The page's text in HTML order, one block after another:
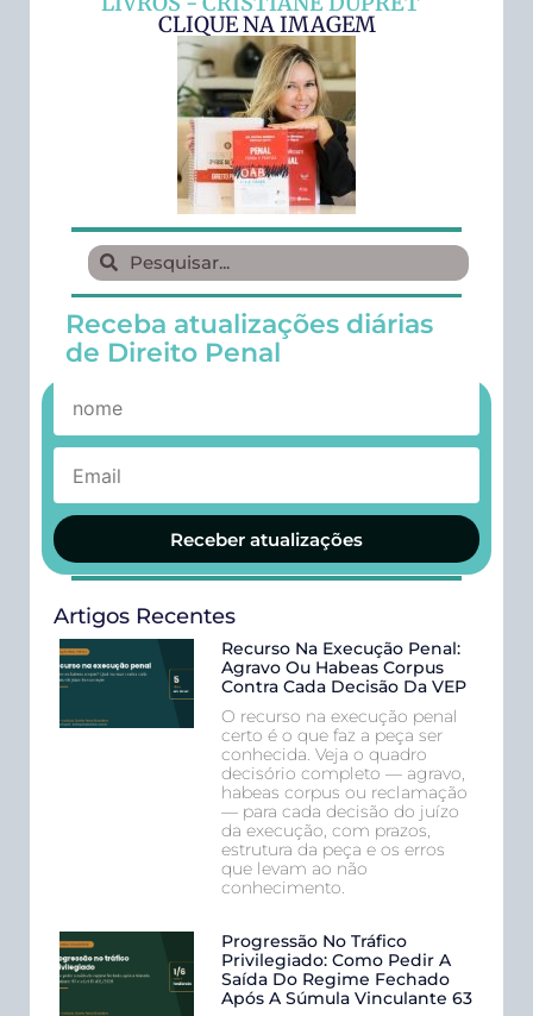
CLIQUE NA IMAGEM
Receba atualizações diárias
de Direito Penal
Receber atualizações
Artigos Recentes
Recurso Na Execução Penal:
Agravo Ou Habeas Corpus
Contra Cada Decisão Da VEP
O recurso na execução penal
certo é o que faz a peça ser
conhecida. Veja o quadro
decisório completo — agravo,
habeas corpus ou reclamação
— para cada decisão do juízo
da execução, com prazos,
estrutura da peça e os erros
que levam ao não
conhecimento.
Progressão No Tráfico
Privilegiado: Como Pedir A
Saída Do Regime Fechado
Após A Súmula Vinculante 63